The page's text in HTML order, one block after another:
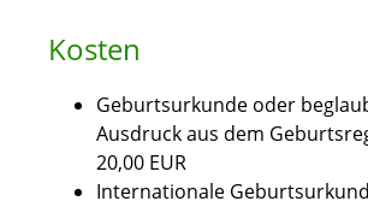
Kosten
Geburtsurkunde oder
Ausdruck aus dem
20,00 EUR
Internationale